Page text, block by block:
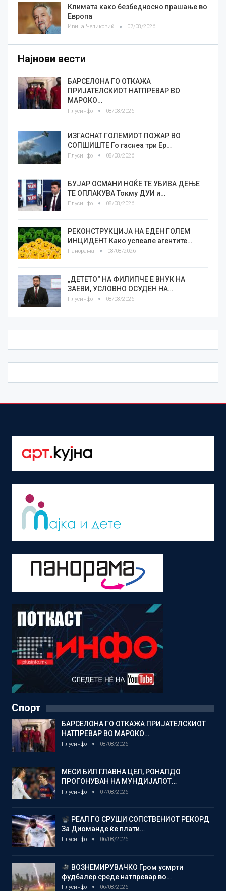
Климата како безбедносно прашање во
Европа
Ивица Челиковиќ 07/08/2026
Најнови вести
БАРСЕЛОНА ГО ОТКАЖА
ПРИЈАТЕЛСКИОТ НАТПРЕВАР ВО
МАРОКО…
Плусинфо 08/08/2026
ИЗГАСНАТ ГОЛЕМИОТ ПОЖАР ВО
СОПШИШТЕ Го гаснеа три Ер…
Плусинфо 08/08/2026
БУЈАР ОСМАНИ НОЌЕ ТЕ УБИВА ДЕЊЕ
ТЕ ОПЛАКУВА Токму ДУИ и…
Плусинфо 08/08/2026
РЕКОНСТРУКЦИЈА НА ЕДЕН ГОЛЕМ
ИНЦИДЕНТ Како успеале агентите…
Панорама 08/08/2026
„ДЕТЕТО“ НА ФИЛИПЧЕ Е ВНУК НА
ЗАЕВИ, УСЛОВНО ОСУДЕН НА…
Плусинфо 08/08/2026
Спорт
БАРСЕЛОНА ГО ОТКАЖА ПРИЈАТЕЛСКИОТ
НАТПРЕВАР ВО МАРОКО…
Плусинфо 08/08/2026
МЕСИ БИЛ ГЛАВНА ЦЕЛ, РОНАЛДО
ПРОГОНУВАН НА МУНДИЈАЛОТ…
Плусинфо 07/08/2026
РЕАЛ ГО СРУШИ СОПСТВЕНИОТ РЕКОРД
За Диоманде ќе плати…
Плусинфо 06/08/2026
ВОЗНЕМИРУВАЧКО Гром усмрти
фудбалер среде натпревар во…
Плусинфо 06/08/2026